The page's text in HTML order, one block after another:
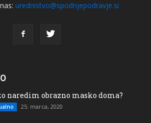
urednistvo@spodnjepodravje.si
naredim obrazno masko doma?
25. marca, 2020